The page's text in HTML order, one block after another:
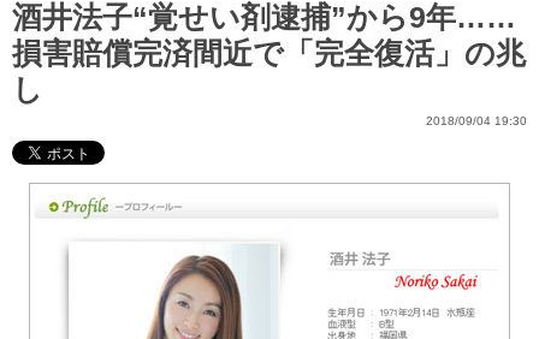
酒井法子“覚せい剤逮捕”から9年……
損害賠償完済間近で「完全復活」の兆
し
2018/09/04 19:30